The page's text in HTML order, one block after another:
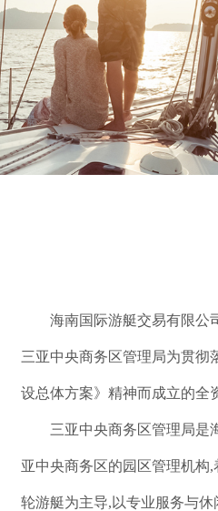
海南国际游艇交易有限公
三亚中央商务区管理局为贯彻
设总体方案》精神而成立的全
三亚中央商务区管理局
亚中央商务区的园区管理机构
轮游艇为主导,以专业服务与